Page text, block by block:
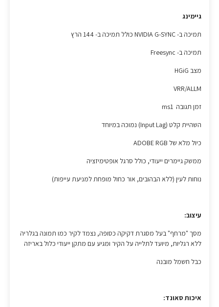
גיימינג
תמיכה ב- NVIDIA G-SYNC כולל תמיכה ב- 144 הרץ
תמיכה ב- Freesync
מצב HGiG
VRR/ALLM
זמן תגובה ms1
השהיית קלט (Input Lag) נמוכה במיוחד
כיול מלא של ADOBE RGB
ממשק גיימרים ייעודי, כולל סרגל אופטימיזציה
נוחות לעין (ללא הבהובים, אור כחול מופחת למניעת עייפות)
עיצוב:
מסך "מרחף" בעל מסגרת דקיקה כסופה, נצמד לקיר כמו תמונה בגלריה
ללא רגליות, מיועד לתלייה על הקיר ומגיע עם מתקן ייעודי כלול באריזה
כבל חשמל מובנה
איכות סאונד: